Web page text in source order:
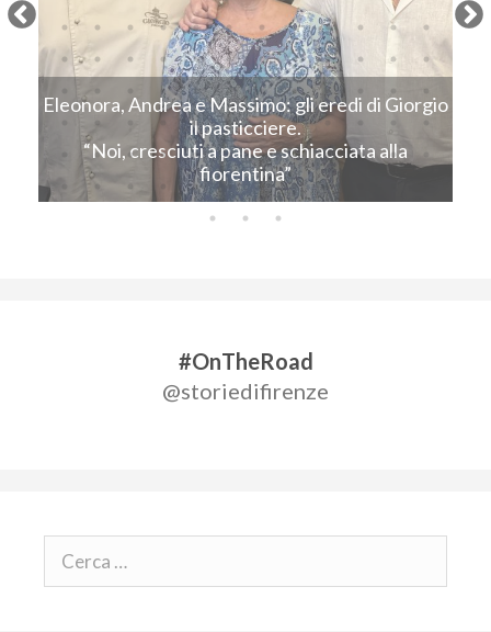
Eleonora, Andrea e Massimo: gli eredi di Giorgio
il pasticciere.
“Noi, cresciuti a pane e schiacciata alla
fiorentina”
Next
#OnTheRoad
@storiedifirenze